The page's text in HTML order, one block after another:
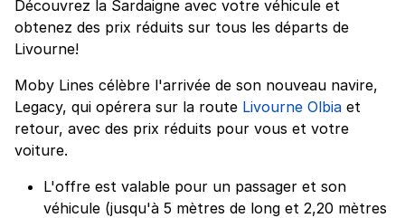
Découvrez la Sardaigne avec votre véhicule et
obtenez des prix réduits sur tous les départs de
Livourne!
Moby Lines célèbre l'arrivée de son nouveau navire,
Legacy, qui opérera sur la route Livourne Olbia et
retour, avec des prix réduits pour vous et votre
voiture.
L'offre est valable pour un passager et son
véhicule (jusqu'à 5 mètres de long et 2,20 mètres